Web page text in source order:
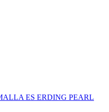
ES ERDING PEARL